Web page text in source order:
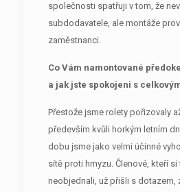
společnosti spatřuji v tom, že
subdodavatele, ale montáže
zaměstnanci.
Co Vám namontované
a jak jste spokojeni s
Přestože jsme rolety pořizovaly
především kvůli horkým letním
dobu jsme jako velmi účinné
sítě proti hmyzu. Členové, kteří
neobjednali, už přišli s dotazem,